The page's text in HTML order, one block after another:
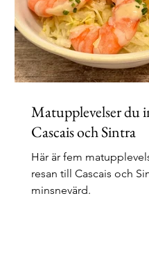
Matupplevelser du
Cascais och Sintra
Här är fem
resan till Cascais och
minsnevärd.